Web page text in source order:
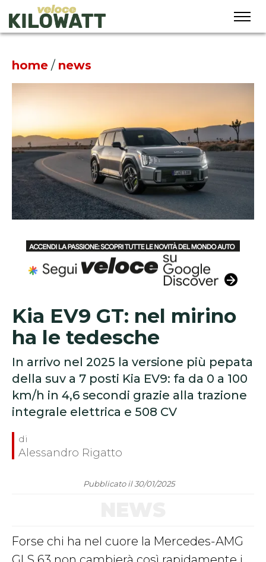
home / news
Kia EV9 GT: nel mirino
ha le tedesche
In arrivo nel 2025 la versione più pepata
della suv a 7 posti Kia EV9: fa da 0 a 100
km/h in 4,6 secondi grazie alla trazione
integrale elettrica e 508 CV
Alessandro Rigatto
Pubblicato il 30/01/2025
Forse chi ha nel cuore la Mercedes-AMG